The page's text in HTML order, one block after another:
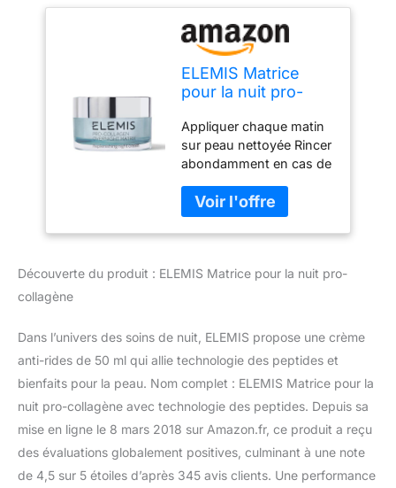
ELEMIS Matrice
pour la nuit pro-
technologie des
peptides pour
lisser, raffermir et
régénérer, crème
anti-rides de visage
pour cibler les
ridules et unifier la
50 ml
Appliquer chaque matin
sur peau nettoyée Rincer
abondamment en cas de
Permet d'obtenir une
texture de peau plus
lisse et plus uniforme, et
douceur et de
l'emballage de l'article:
8.0 L x 9.4 H x 8.0 W
(centimeters)
Découverte du produit : ELEMIS Matrice pour la nuit pro-
collagène
Dans l’univers des soins de nuit, ELEMIS propose une crème
anti-rides de 50 ml qui allie technologie des peptides et
bienfaits pour la peau. Nom complet : ELEMIS Matrice pour la
nuit pro-collagène avec technologie des peptides. Depuis sa
mise en ligne le 8 mars 2018 sur Amazon.fr, ce produit a reçu
des évaluations globalement positives, culminant à une note
de 4,5 sur 5 étoiles d’après 345 avis clients. Une performance